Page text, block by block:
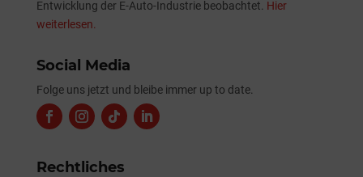
Entwicklung der E-Auto-Industrie beobachtet. Hier
weiterlesen.
Social Media
Folge uns jetzt und bleibe immer up to date.
Rechtliches